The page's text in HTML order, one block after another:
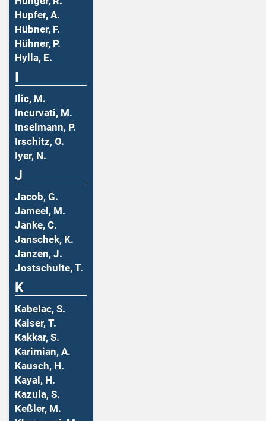
Hupfer, A.
Hübner, F.
Hühner, P.
Hylla, E.
Ilic, M.
Incurvati, M.
Inselmann, P.
Irschitz, O.
Iyer, N.
J
Jacob, G.
Jameel, M.
Janke, C.
Janschek, K.
Janzen, J.
Jostschulte, T.
K
Kabelac, S.
Kaiser, T.
Kakkar, S.
Karimian, A.
Kausch, H.
Kayal, H.
Kazula, S.
Keßler, M.